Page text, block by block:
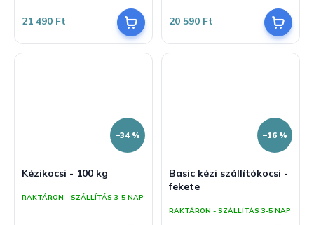
21 490 Ft
5-
5,0
csillag.
20 590 Ft
–34 %
Kézikocsi - 100 kg
RAKTÁRON - SZÁLLÍTÁS 3-5 NAP
–16 %
Basic kézi szállítókocsi -
fekete
RAKTÁRON - SZÁLLÍTÁS 3-5 NAP